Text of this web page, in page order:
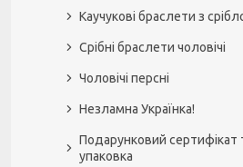
Каучукові браслети з
Срібні браслети чоловічі
Чоловічі персні
Незламна Українка!
Подарунковий сертифікат
упаковка